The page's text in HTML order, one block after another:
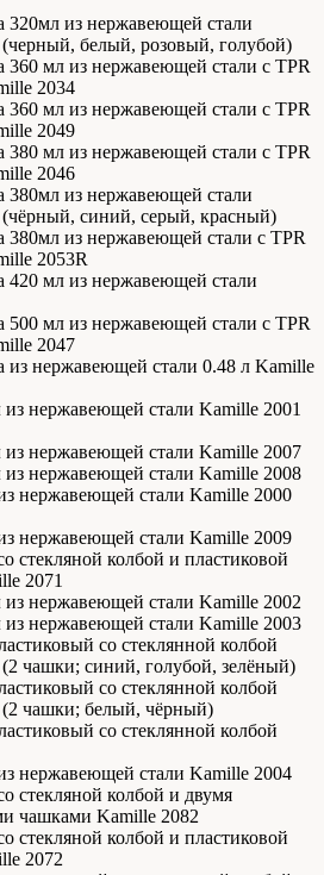
320мл из нержавеющей стали
белый, розовый, голубой)
360 мл из нержавеющей стали с TPR
2034
360 мл из нержавеющей стали с TPR
2049
380 мл из нержавеющей стали с TPR
2046
380мл из нержавеющей стали
синий, серый, красный)
380мл из нержавеющей стали с TPR
2053R
420 мл из нержавеющей стали
500 мл из нержавеющей стали с TPR
2047
из нержавеющей стали 0.48 л Kamille
из нержавеющей стали Kamille 2001
из нержавеющей стали Kamille 2007
из нержавеющей стали Kamille 2008
нержавеющей стали Kamille 2000
нержавеющей стали Kamille 2009
стекляной колбой и пластиковой
2071
из нержавеющей стали Kamille 2002
из нержавеющей стали Kamille 2003
со стеклянной колбой
чашки; синий, голубой, зелёный)
со стеклянной колбой
чашки; белый, чёрный)
со стеклянной колбой
нержавеющей стали Kamille 2004
стекляной колбой и двумя
чашками Kamille 2082
стекляной колбой и пластиковой
2072